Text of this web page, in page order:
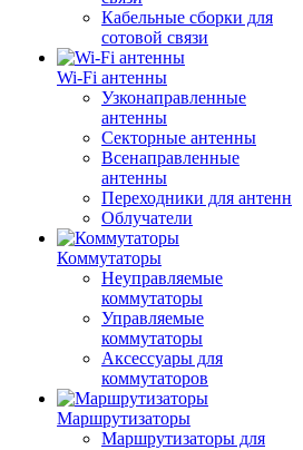
Кабельные сборки для
сотовой связи
Wi-Fi антенны
Узконаправленные
антенны
Секторные антенны
Всенаправленные
антенны
Переходники для антенн
Облучатели
Коммутаторы
Неуправляемые
коммутаторы
Управляемые
коммутаторы
Аксессуары для
коммутаторов
Маршрутизаторы
Маршрутизаторы для